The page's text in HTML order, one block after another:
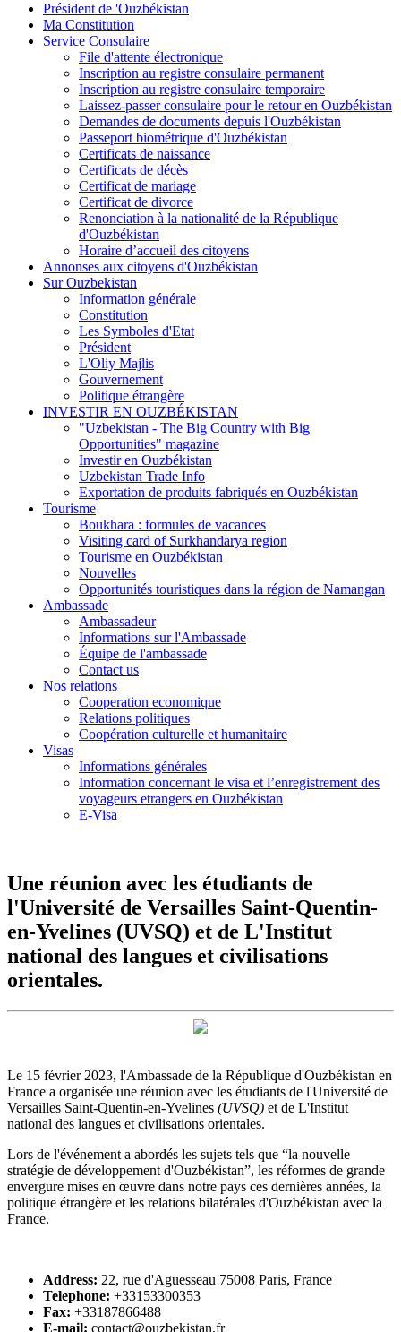
Président de 'Ouzbékistan
Ma Constitution
Service Consulaire
File d'attente électronique
Inscription au registre consulaire permanent
Inscription au registre consulaire temporaire
Laissez-passer consulaire pour le retour en Ouzbékistan
Demandes de documents depuis l'Ouzbékistan
Passeport biométrique d'Ouzbékistan
Certificats de naissance
Certificats de décès
Certificat de mariage
Certificat de divorce
Renonciation à la nationalité de la République
d'Ouzbékistan
Horaire d’accueil des citoyens
Annonses aux citoyens d'Ouzbékistan
Sur Ouzbekistan
Information générale
Constitution
Les Symboles d'Etat
Président
L'Oliy Majlis
Gouvernement
Politique étrangère
INVESTIR EN OUZBÉKISTAN
"Uzbekistan - The Big Country with Big
Opportunities" magazine
Investir en Ouzbékistan
Uzbekistan Trade Info
Exportation de produits fabriqués en Ouzbékistan
Tourisme
Boukhara : formules de vacances
Visiting card of Surkhandarya region
Tourisme en Ouzbékistan
Nouvelles
Opportunités touristiques dans la région de Namangan
Ambassade
Ambassadeur
Informations sur l'Ambassade
Équipe de l'ambassade
Contact us
Nos relations
Cooperation economique
Relations politiques
Coopération culturelle et humanitaire
Visas
Informations générales
Information concernant le visa et l’enregistrement des
voyageurs etrangers en Ouzbékistan
E-Visa
Une réunion avec les étudiants de
l'Université de Versailles Saint-Quentin-
en-Yvelines (UVSQ) et de L'Institut
national des langues et civilisations
orientales.
Le 15 février 2023, l'Ambassade de la République d'Ouzbékistan en
France a organisée une réunion avec les étudiants de l'Université de
Versailles Saint-Quentin-en-Yvelines (UVSQ) et de L'Institut
national des langues et civilisations orientales.
Lors de l'événement a abordés les sujets tels que “la nouvelle
stratégie de développement d'Ouzbékistan”, les réformes de grande
envergure mises en œuvre dans notre pays ces dernières années, la
politique étrangère et les relations bilatérales d'Ouzbékistan avec la
France.
Address: 22, rue d'Aguesseau 75008 Paris, France
Telephone: +33153300353
Fax: +33187866488
E-mail: contact@ouzbekistan.fr